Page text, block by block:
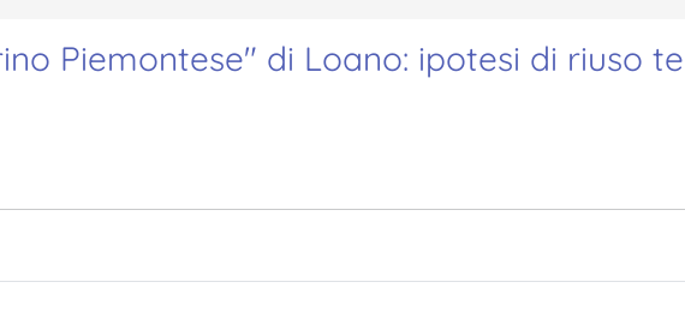
Piemontese" di Loano: ipotesi di riuso